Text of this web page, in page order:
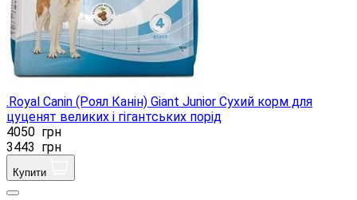
.Royal Canin (Роял Канін) Giant Junior Сухий корм для
цуценят великих і гігантських порід
4050 грн
3443 грн
Купити